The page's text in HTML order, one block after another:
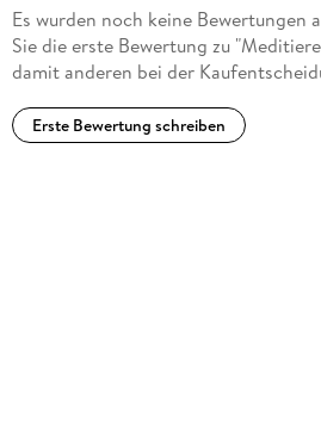
Es wurden noch keine Bewertungen
Sie die erste Bewertung zu
damit anderen bei der
Erste Bewertung schreiben